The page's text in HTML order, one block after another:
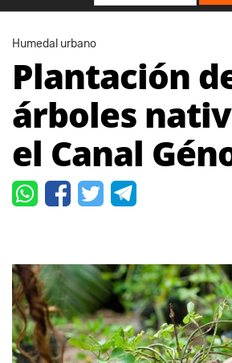
Humedal urbano
Plantación
árboles
el Canal